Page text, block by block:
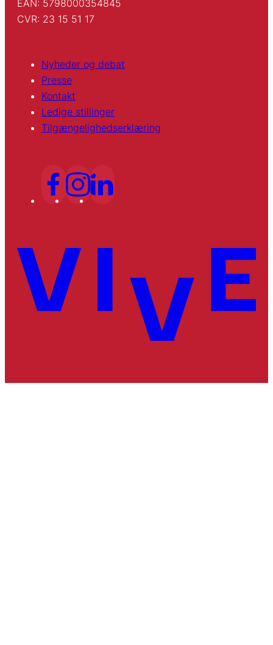
EAN: 5798000354845
CVR: 23 15 51 17
Nyheder og debat
Presse
Kontakt
Ledige stillinger
Tilgængelighedserklæring